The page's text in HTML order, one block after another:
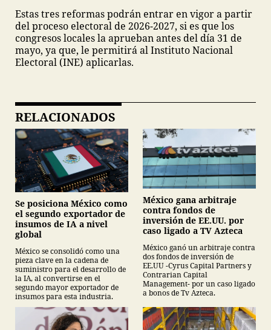
Estas tres reformas podrán entrar en vigor a partir
del proceso electoral de 2026-2027, si es que los
congresos locales la aprueban antes del día 31 de
mayo, ya que, le permitirá al Instituto Nacional
Electoral (INE) aplicarlas.
RELACIONADOS
Se posiciona México como
el segundo exportador de
insumos de IA a nivel
global
México se consolidó como una
pieza clave en la cadena de
suministro para el desarrollo de
la IA, al convertirse en el
segundo mayor exportador de
insumos para esta industria.
México gana arbitraje
contra fondos de
inversión de EE.UU. por
caso ligado a TV Azteca
México ganó un arbitraje contra
dos fondos de inversión de
EE.UU -Cyrus Capital Partners y
Contrarian Capital
Management- por un caso ligado
a bonos de Tv Azteca.